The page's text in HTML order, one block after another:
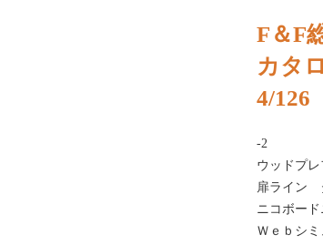
F＆F
カタ
4/126
-2 コ
ウッドプ
扉ライン
ニコボー
Ｗｅｂシミ